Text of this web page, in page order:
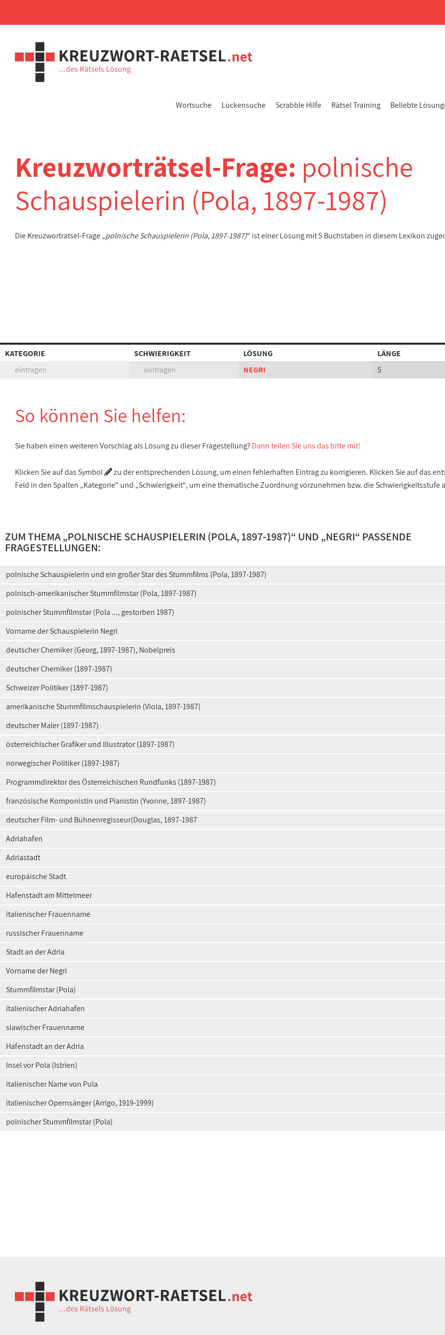
Wortsuche Lückensuche Scrabble Hilfe Rätsel Training Beliebte
Kreuzworträtsel-Frage: polnische
Schauspielerin (Pola, 1897-1987)
Die Kreuzworträtsel-Frage „polnische Schauspielerin (Pola, 1897-1987)“ ist einer Lösung mit 5 Buchstaben in diesem Lexikon
KATEGORIE SCHWIERIGKEIT LÖSUNG
LÄNGE
eintragen
eintragen NEGRI 5
So können Sie helfen:
Sie haben einen weiteren Vorschlag als Lösung zu dieser Fragestellung? Dann teilen Sie uns das bitte mit!
Klicken Sie auf das Symbol
zu der entsprechenden Lösung, um einen fehlerhaften Eintrag zu korrigieren. Klicken Sie auf das
Feld in den Spalten „Kategorie“ und „Schwierigkeit“, um eine thematische Zuordnung vorzunehmen bzw. die Schwierigkeitsstufe
ZUM THEMA „POLNISCHE SCHAUSPIELERIN (POLA, 1897-1987)“ UND „NEGRI“ PASSENDE
FRAGESTELLUNGEN:
polnische Schauspielerin und ein großer Star des Stummfilms (Pola, 1897-1987)
polnisch-amerikanischer Stummfilmstar (Pola, 1897-1987)
polnischer Stummfilmstar (Pola ..., gestorben 1987)
Vorname der Schauspielerin Negri
deutscher Chemiker (Georg, 1897-1987), Nobelpreis
deutscher Chemiker (1897-1987)
Schweizer Politiker (1897-1987)
amerikanische Stummfilmschauspielerin (Viola, 1897-1987)
deutscher Maler (1897-1987)
österreichischer Grafiker und Illustrator (1897-1987)
norwegischer Politiker (1897-1987)
Programmdirektor des Österreichischen Rundfunks (1897-1987)
französische Komponistin und Pianistin (Yvonne, 1897-1987)
deutscher Film- und Bühnenregisseur(Douglas, 1897-1987
Adriahafen
Adriastadt
europäische Stadt
Hafenstadt am Mittelmeer
italienischer Frauenname
russischer Frauenname
Stadt an der Adria
Vorname der Negri
Stummfilmstar (Pola)
italienischer Adriahafen
slawischer Frauenname
Hafenstadt an der Adria
Insel vor Pola (Istrien)
italienischer Name von Pula
italienischer Opernsänger (Arrigo, 1919-1999)
polnischer Stummfilmstar (Pola)